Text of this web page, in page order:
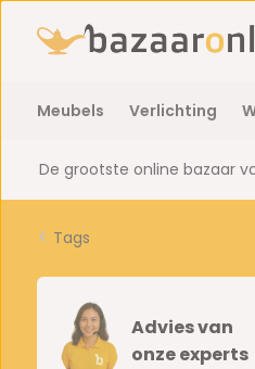
Meubels Verlichting
De grootste online bazaar
Tags
Advies van
onze experts